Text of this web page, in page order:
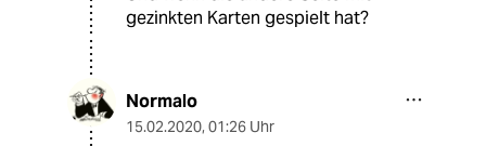
gezinkten Karten gespielt hat?
Normalo
15.02.2020, 01:26 Uhr